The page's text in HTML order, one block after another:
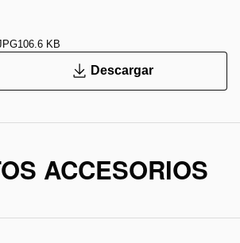
106.6 KB
Descargar
ACCESORIOS